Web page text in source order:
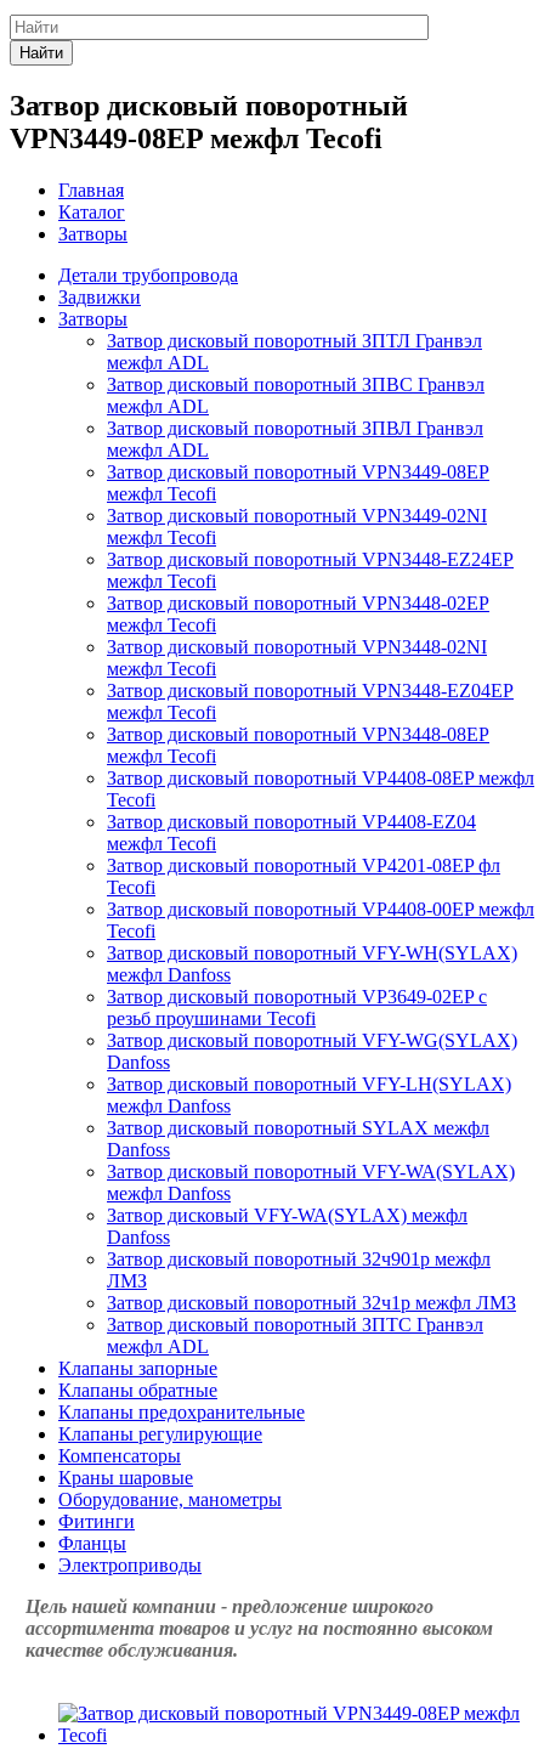
Найти
Затвор дисковый поворотный
VPN3449-08EP межфл Tecofi
Главная
Каталог
Затворы
Детали трубопровода
Задвижки
Затворы
Затвор дисковый поворотный ЗПТЛ Гранвэл
межфл ADL
Затвор дисковый поворотный ЗПВС Гранвэл
межфл ADL
Затвор дисковый поворотный ЗПВЛ Гранвэл
межфл ADL
Затвор дисковый поворотный VPN3449-08EP
межфл Tecofi
Затвор дисковый поворотный VPN3449-02NI
межфл Tecofi
Затвор дисковый поворотный VPN3448-EZ24EP
межфл Tecofi
Затвор дисковый поворотный VPN3448-02EP
межфл Tecofi
Затвор дисковый поворотный VPN3448-02NI
межфл Tecofi
Затвор дисковый поворотный VPN3448-EZ04EP
межфл Tecofi
Затвор дисковый поворотный VPN3448-08EP
межфл Tecofi
Затвор дисковый поворотный VP4408-08EP межфл
Tecofi
Затвор дисковый поворотный VP4408-EZ04
межфл Tecofi
Затвор дисковый поворотный VP4201-08EP фл
Tecofi
Затвор дисковый поворотный VP4408-00EP межфл
Tecofi
Затвор дисковый поворотный VFY-WH(SYLAX)
межфл Danfoss
Затвор дисковый поворотный VP3649-02EP с
резьб проушинами Tecofi
Затвор дисковый поворотный VFY-WG(SYLAX)
Danfoss
Затвор дисковый поворотный VFY-LH(SYLAX)
межфл Danfoss
Затвор дисковый поворотный SYLAX межфл
Danfoss
Затвор дисковый поворотный VFY-WA(SYLAX)
межфл Danfoss
Затвор дисковый VFY-WA(SYLAX) межфл
Danfoss
Затвор дисковый поворотный 32ч901р межфл
ЛМЗ
Затвор дисковый поворотный 32ч1р межфл ЛМЗ
Затвор дисковый поворотный ЗПТС Гранвэл
межфл ADL
Клапаны запорные
Клапаны обратные
Клапаны предохранительные
Клапаны регулирующие
Компенсаторы
Краны шаровые
Оборудование, манометры
Фитинги
Фланцы
Электроприводы
Цель нашей компании - предложение широкого
ассортимента товаров и услуг на постоянно высоком
качестве обслуживания.